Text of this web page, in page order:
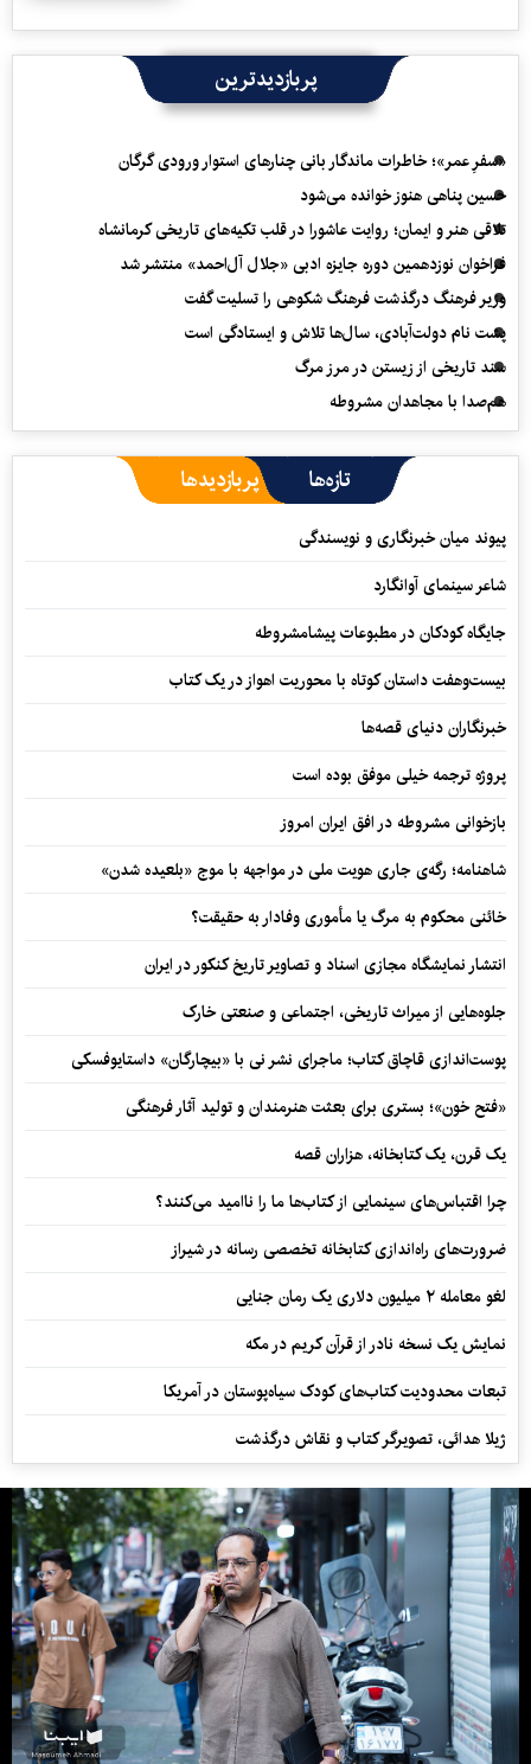
پربازدیدترین
«سفرِ عمر»؛ خاطرات ماندگار بانی چنارهای استوار ورودی گرگان
حسین پناهی هنوز خوانده می‌شود
تلاقی هنر و ایمان؛ روایت عاشورا در قلب تکیه‌های تاریخی کرمانشاه
فراخوان نوزدهمین دوره جایزه ادبی «جلال آل‌احمد» منتشر شد
وزیر فرهنگ درگذشت فرهنگ شکوهی را تسلیت گفت
پشت نام دولت‌آبادی، سال‌ها تلاش و ایستادگی است
سند تاریخی از زیستن در مرز مرگ
هم‌صدا با مجاهدان مشروطه
تازه‌ها پربازدیدها
پیوند میان خبرنگاری و نویسندگی
شاعر سینمای آوانگارد
جایگاه کودکان در مطبوعات پیشامشروطه
بیست‌وهفت داستان کوتاه با محوریت اهواز در یک کتاب
خبرنگاران دنیای قصه‌ها
پروژه ترجمه خیلی موفق بوده است
بازخوانی مشروطه در افق ایران امروز
شاهنامه؛ رگه‌ی جاری هویت ملی در مواجهه با موج «بلعیده شدن»
خائنی محکوم به مرگ یا مأموری وفادار به حقیقت؟
انتشار نمایشگاه مجازی اسناد و تصاویر تاریخ کنکور در ایران
جلوه‌هایی از میراث تاریخی، اجتماعی و صنعتی خارک
پوست‌اندازی قاچاق کتاب؛ ماجرای نشر نی با «بیچارگان» داستایوفسکی
«فتح خون»؛ بستری برای بعثت هنرمندان و تولید آثار فرهنگی
یک قرن، یک کتابخانه، هزاران قصه
چرا اقتباس‌های سینمایی از کتاب‌ها ما را ناامید می‌کنند؟
ضرورت‌های راه‌اندازی کتابخانه تخصصی رسانه در شیراز
لغو معامله ۲ میلیون دلاری یک رمان جنایی
نمایش یک نسخه نادر از قرآن کریم در مکه
تبعات محدودیت کتاب‌های کودک سیاه‌پوستان در آمریکا
ژیلا هدائی، تصویرگر کتاب و نقاش درگذشت